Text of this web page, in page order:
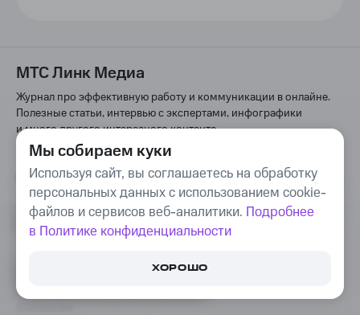
Мы собираем куки
Используя сайт, вы соглашаетесь на обработку
персональных данных с использованием cookie-
файлов и сервисов веб-аналитики. Подробнее
в Политике конфиденциальности
ХОРОШО
ПЛАТФОРМУ ДЛЯ РАБОТЫ,
МТС Линк Медиа
Журнал про эффективную работу и коммуникации в онлайне.
Полезные статьи, интервью с экспертами, инфографики
и много другого интересного контента
О нас
Тарифы